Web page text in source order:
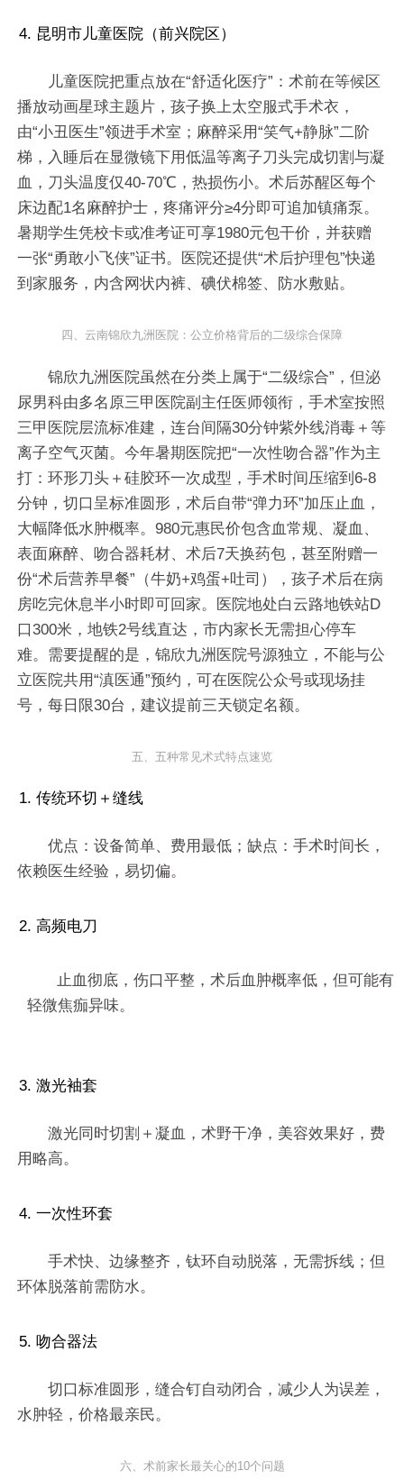
4. 昆明市儿童医院（前兴院区）
儿童医院把重点放在“舒适化医疗”：术前在等候区
播放动画星球主题片，孩子换上太空服式手术衣，
由“小丑医生”领进手术室；麻醉采用“笑气+静脉”二阶
梯，入睡后在显微镜下用低温等离子刀头完成切割与凝
血，刀头温度仅40-70℃，热损伤小。术后苏醒区每个
床边配1名麻醉护士，疼痛评分≥4分即可追加镇痛泵。
暑期学生凭校卡或准考证可享1980元包干价，并获赠
一张“勇敢小飞侠”证书。医院还提供“术后护理包”快递
到家服务，内含网状内裤、碘伏棉签、防水敷贴。
四、云南锦欣九洲医院：公立价格背后的二级综合保障
锦欣九洲医院虽然在分类上属于“二级综合”，但泌
尿男科由多名原三甲医院副主任医师领衔，手术室按照
三甲医院层流标准建，连台间隔30分钟紫外线消毒＋等
离子空气灭菌。今年暑期医院把“一次性吻合器”作为主
打：环形刀头＋硅胶环一次成型，手术时间压缩到6-8
分钟，切口呈标准圆形，术后自带“弹力环”加压止血，
大幅降低水肿概率。980元惠民价包含血常规、凝血、
表面麻醉、吻合器耗材、术后7天换药包，甚至附赠一
份“术后营养早餐”（牛奶+鸡蛋+吐司），孩子术后在病
房吃完休息半小时即可回家。医院地处白云路地铁站D
口300米，地铁2号线直达，市内家长无需担心停车
难。需要提醒的是，锦欣九洲医院号源独立，不能与公
立医院共用“滇医通”预约，可在医院公众号或现场挂
号，每日限30台，建议提前三天锁定名额。
五、五种常见术式特点速览
1. 传统环切＋缝线
优点：设备简单、费用最低；缺点：手术时间长，
依赖医生经验，易切偏。
2. 高频电刀
止血彻底，伤口平整，术后血肿概率低，但可能有
轻微焦痂异味。
3. 激光袖套
激光同时切割＋凝血，术野干净，美容效果好，费
用略高。
4. 一次性环套
手术快、边缘整齐，钛环自动脱落，无需拆线；但
环体脱落前需防水。
5. 吻合器法
切口标准圆形，缝合钉自动闭合，减少人为误差，
水肿轻，价格最亲民。
六、术前家长最关心的10个问题